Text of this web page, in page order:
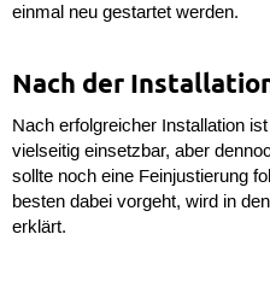
einmal neu gestartet werden.
Nach der
Nach erfolgreicher Installation
vielseitig einsetzbar, aber
sollte noch eine Feinjustierung
besten dabei vorgeht, wird in den
erklärt.